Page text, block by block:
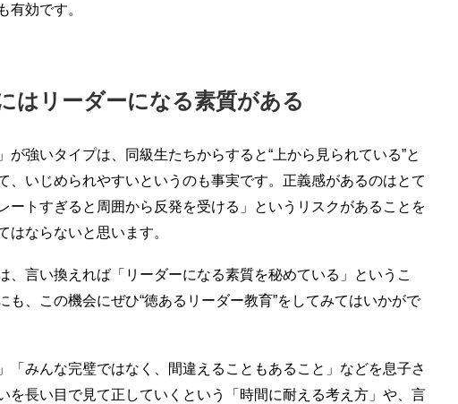
有効です。
はリーダーになる素質がある
が強いタイプは、同級生たちからすると“上から見られている”と
、いじめられやすいというのも事実です。正義感があるのはとて
ートすぎると周囲から反発を受ける」というリスクがあることを
はならないと思います。
、言い換えれば「リーダーになる素質を秘めている」というこ
も、この機会にぜひ“徳あるリーダー教育”をしてみてはいかがで
「みんな完璧ではなく、間違えることもあること」などを息子さ
を長い目で見て正していくという「時間に耐える考え方」や、言